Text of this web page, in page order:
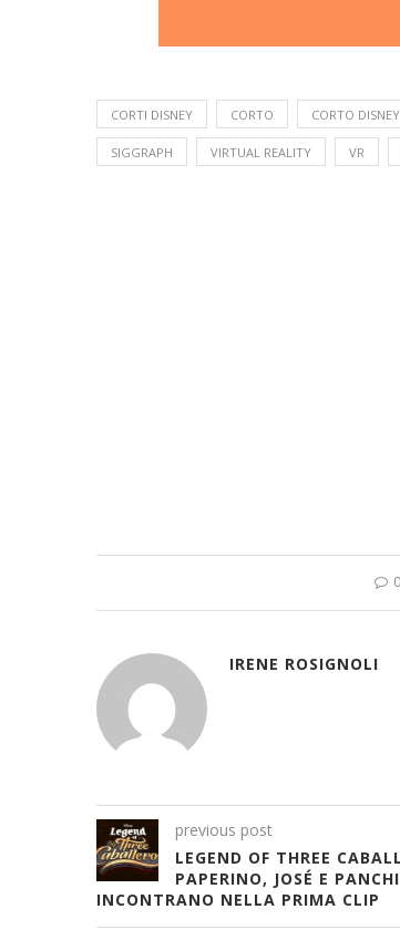
CORTI DISNEY CORTO CORTO DISNEY
SIGGRAPH VIRTUAL REALITY VR
IRENE ROSIGNOLI
previous post
LEGEND OF THREE
PAPERINO, JOSÉ E
INCONTRANO NELLA PRIMA CLIP